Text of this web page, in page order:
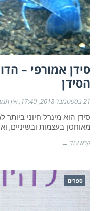
סידן אמורפי –
הסידן
21 בספטמבר 2018 17:40 אין
מאוחסן בעצמות ובשיניים,
קרא עוד ←
ספרים